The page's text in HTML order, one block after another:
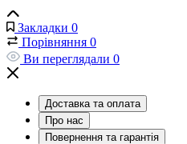
Закладки 0
Порівняння 0
Ви переглядали 0
Доставка та оплата
Про нас
Повернення та гарантія